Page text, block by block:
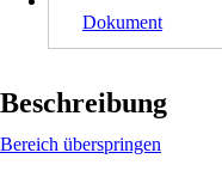
Dokument
Beschreibung
Bereich überspringen